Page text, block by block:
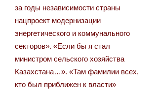
за годы независимости страны
нацпроект модернизации
энергетического и коммунального
секторов». «Если бы я стал
министром сельского хозяйства
Казахстана…». «Там фамилии всех,
кто был приближен к власти»